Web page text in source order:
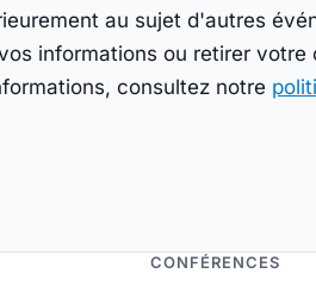
au sujet d'autres
informations ou retirer votre
consultez notre
CONFÉRENCES